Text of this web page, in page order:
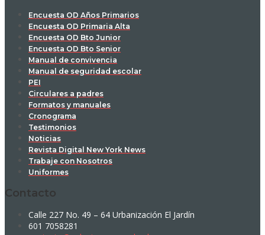
Encuesta OD Años Primarios
Encuesta OD Primaria Alta
Encuesta OD Bto Junior
Encuesta OD Bto Senior
Manual de convivencia
Manual de seguridad escolar
PEI
Circulares a padres
Formatos y manuales
Cronograma
Testimonios
Noticias
Revista Digital New York News
Trabaje con Nosotros
Uniformes
Contacto
Calle 227 No. 49 – 64 Urbanización El Jardín
601 7058281